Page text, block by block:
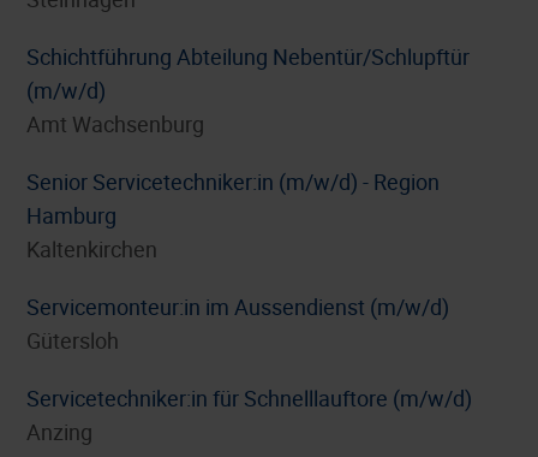
Schichtführung Abteilung Nebentür/Schlupftür
(m/w/d)
Amt Wachsenburg
Senior Servicetechniker:in (m/w/d) - Region
Hamburg
Kaltenkirchen
Servicemonteur:in im Aussendienst (m/w/d)
Gütersloh
Servicetechniker:in für Schnelllauftore (m/w/d)
Anzing